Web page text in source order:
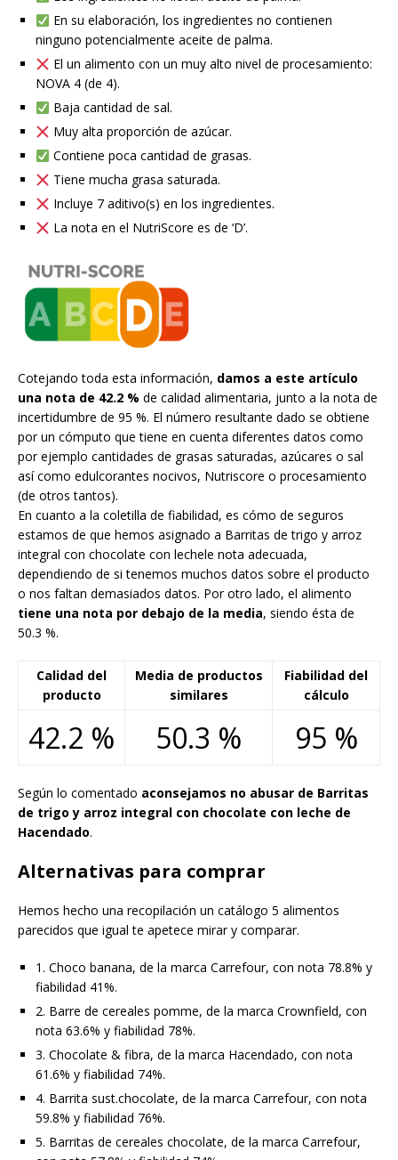
En su elaboración, los ingredientes no contienen
ninguno potencialmente aceite de palma.
El un alimento con un muy alto nivel de procesamiento:
NOVA 4 (de 4).
Baja cantidad de sal.
Muy alta proporción de azúcar.
Contiene poca cantidad de grasas.
Tiene mucha grasa saturada.
Incluye 7 aditivo(s) en los ingredientes.
La nota en el NutriScore es de ‘D’.
Cotejando toda esta información, damos a este artículo
una nota de 42.2 % de calidad alimentaria, junto a la nota de
incertidumbre de 95 %. El número resultante dado se obtiene
por un cómputo que tiene en cuenta diferentes datos como
por ejemplo cantidades de grasas saturadas, azúcares o sal
así como edulcorantes nocivos, Nutriscore o procesamiento
(de otros tantos).
En cuanto a la coletilla de fiabilidad, es cómo de seguros
estamos de que hemos asignado a Barritas de trigo y arroz
integral con chocolate con lechele nota adecuada,
dependiendo de si tenemos muchos datos sobre el producto
o nos faltan demasiados datos. Por otro lado, el alimento
tiene una nota por debajo de la media, siendo ésta de
50.3 %.
Calidad del
producto
Media de productos
similares
Fiabilidad del
cálculo
42.2 % 50.3 % 95 %
Según lo comentado aconsejamos no abusar de Barritas
de trigo y arroz integral con chocolate con leche de
Hacendado.
Alternativas para comprar
Hemos hecho una recopilación un catálogo 5 alimentos
parecidos que igual te apetece mirar y comparar.
1. Choco banana, de la marca Carrefour, con nota 78.8% y
fiabilidad 41%.
2. Barre de cereales pomme, de la marca Crownfield, con
nota 63.6% y fiabilidad 78%.
3. Chocolate & fibra, de la marca Hacendado, con nota
61.6% y fiabilidad 74%.
4. Barrita sust.chocolate, de la marca Carrefour, con nota
59.8% y fiabilidad 76%.
5. Barritas de cereales chocolate, de la marca Carrefour,